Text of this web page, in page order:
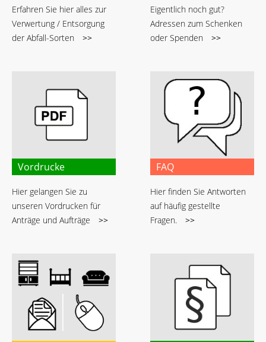
Erfahren Sie hier alles zur
Verwertung / Entsorgung
der Abfall-Sorten
>>
Eigentlich noch gut?
Adressen zum Schenken
oder Spenden
>>
Vordrucke
Hier gelangen Sie zu
unseren Vordrucken für
Anträge und Aufträge
>>
FAQ
Hier finden Sie Antworten
auf häufig gestellte
Fragen.
>>